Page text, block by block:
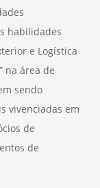
habilidades
e Logística
na área de
sendo
vivenciadas em
de
de